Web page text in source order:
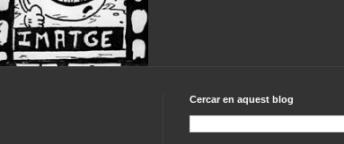
Cercar en aquest blog